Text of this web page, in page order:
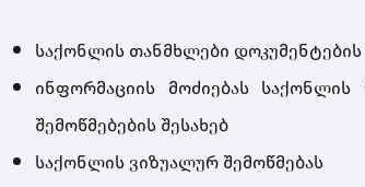
საქონლის თანმხლები დოკუმენტების
ინფორმაციის მოძიებას
შემოწმებების შესახებ
საქონლის ვიზუალურ შემოწმებას